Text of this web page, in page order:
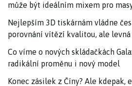
může být ideálním mixem pro
Nejlepším 3D tiskárnám vládne
porovnání vítězí kvalitou, ale
Co víme o nových skládačkách
radikální proměnu i nový model
Konec zásilek z Číny? Ale kdepak,